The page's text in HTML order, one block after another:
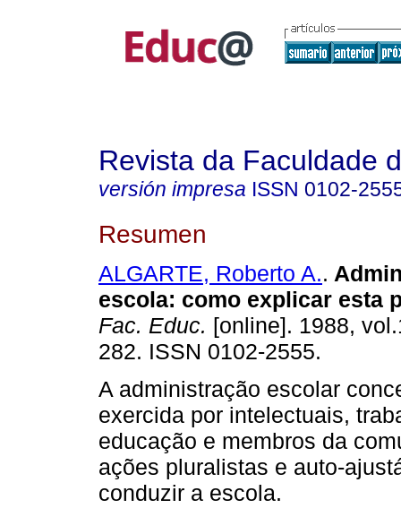
Revista da Faculdade
versión impresa ISSN 0102-
Resumen
ALGARTE, Roberto A..
escola: como explicar esta
Fac. Educ. [online]. 1988,
282. ISSN 0102-2555.
A administração escolar
exercida por intelectuais,
educação e membros da
ações pluralistas e auto-
conduzir a escola.